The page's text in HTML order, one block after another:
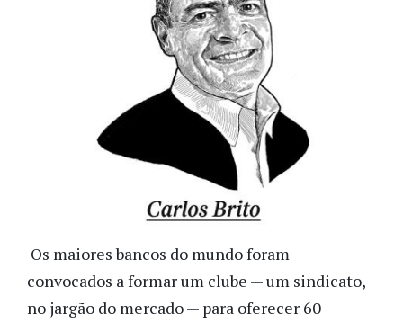
Os maiores bancos do mundo foram
convocados a formar um clube — um sindicato,
no jargão do mercado — para oferecer 60